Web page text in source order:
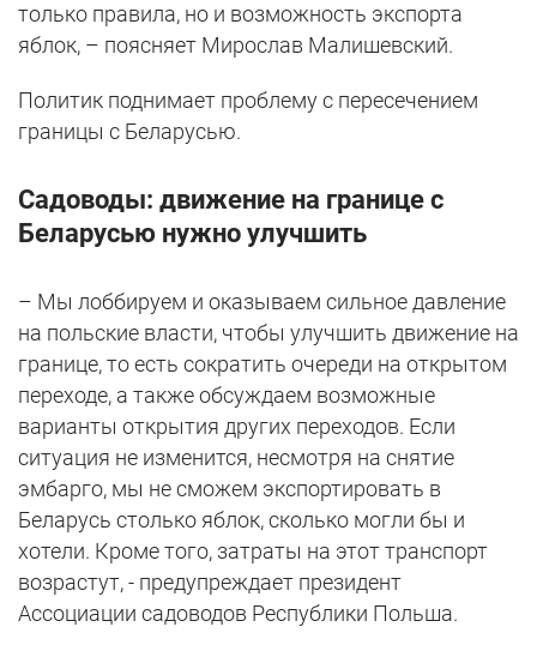
только правила, но и возможность экспорта
яблок, – поясняет Мирослав Малишевский.
Политик поднимает проблему с пересечением
границы с Беларусью.
Садоводы: движение на границе с
Беларусью нужно улучшить
– Мы лоббируем и оказываем сильное давление
на польские власти, чтобы улучшить движение на
границе, то есть сократить очереди на открытом
переходе, а также обсуждаем возможные
варианты открытия других переходов. Если
ситуация не изменится, несмотря на снятие
эмбарго, мы не сможем экспортировать в
Беларусь столько яблок, сколько могли бы и
хотели. Кроме того, затраты на этот транспорт
возрастут, - предупреждает президент
Ассоциации садоводов Республики Польша.